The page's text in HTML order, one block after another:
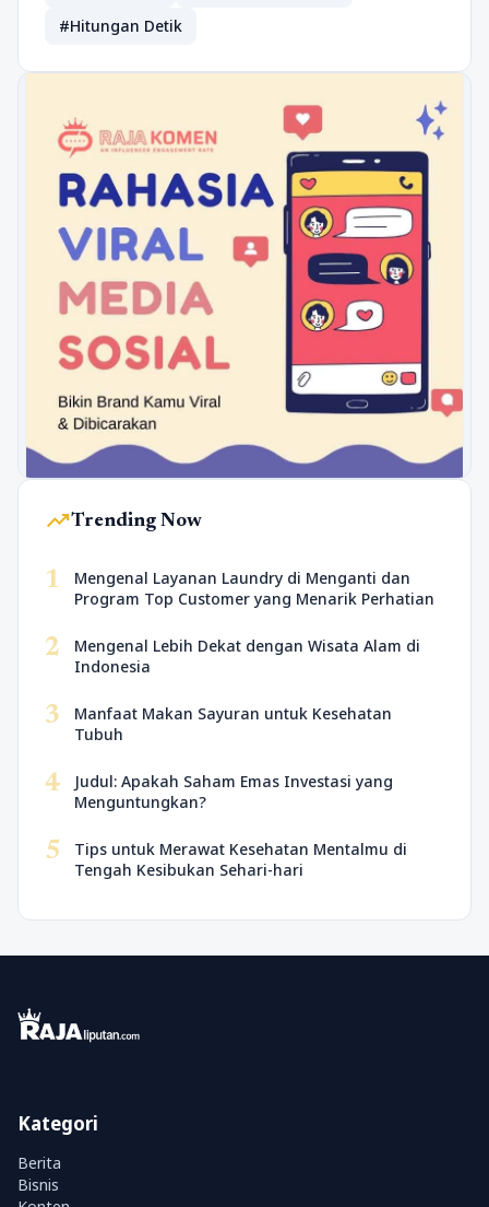
#Hitungan Detik
trending_upTrending Now
1
Mengenal Layanan Laundry di Menganti dan
Program Top Customer yang Menarik Perhatian
2
Mengenal Lebih Dekat dengan Wisata Alam di
Indonesia
3
Manfaat Makan Sayuran untuk Kesehatan
Tubuh
4
Judul: Apakah Saham Emas Investasi yang
Menguntungkan?
5
Tips untuk Merawat Kesehatan Mentalmu di
Tengah Kesibukan Sehari-hari
Kategori
Berita
Bisnis